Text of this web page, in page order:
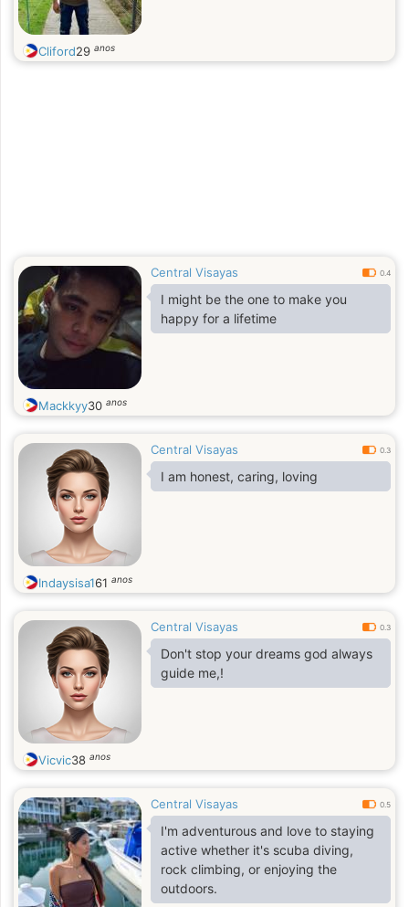
Cliford29 anos
Central Visayas 0.4
I might be the one to make you
happy for a lifetime
Mackkyy30 anos
Central Visayas 0.3
I am honest, caring, loving
Indaysisa161 anos
Central Visayas 0.3
Don't stop your dreams god always
guide me,!
Vicvic38 anos
Central Visayas 0.5
I'm adventurous and love to staying
active whether it's scuba diving,
rock climbing, or enjoying the
outdoors.